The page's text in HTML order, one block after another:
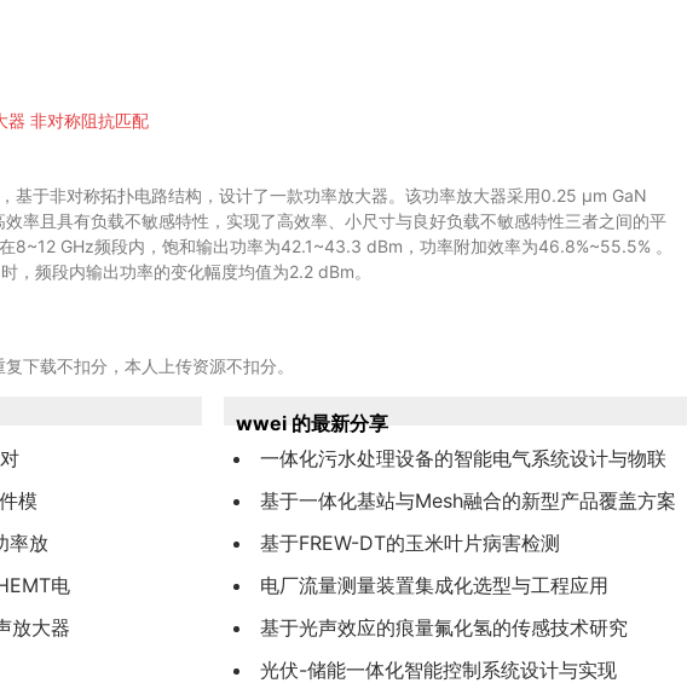
器 非对称阻抗匹配
基于非对称拓扑电路结构，设计了一款功率放大器。该功率放大器采用0.25 μm GaN
率且具有负载不敏感特性，实现了高效率、小尺寸与良好负载不敏感特性三者之间的平
8~12 GHz频段内，饱和输出功率为42.1~43.3 dBm，功率附加效率为46.8%~55.5% 。
，频段内输出功率的变化幅度均值为2.2 dBm。
下载不扣分，本人上传资源不扣分。
模
率放
电
放大器
wwei 的最新分享
一体化污水处理设备的智能电气系统设计与物联
网监控平台开发
基于一体化基站与Mesh融合的新型产品覆盖方案
研究与验证
基于FREW-DT的玉米叶片病害检测
电厂流量测量装置集成化选型与工程应用
基于光声效应的痕量氟化氢的传感技术研究
光伏-储能一体化智能控制系统设计与实现